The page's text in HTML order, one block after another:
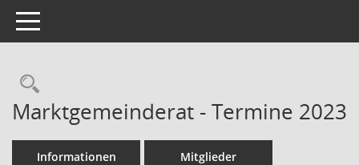
Toggle navigation
Rechercheauswahl
Marktgemeinderat - Termine 2023
Informationen Mitglieder